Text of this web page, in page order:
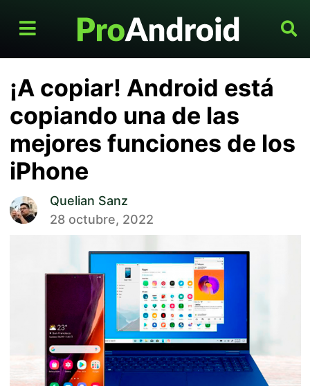
¡A copiar! Android está
copiando una de las
mejores funciones de los
iPhone
Quelian Sanz
28 octubre, 2022